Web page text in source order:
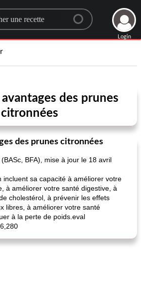
a recipe
Login
des prunes
citronnées
des prunes citronnées
BFA), mise à jour le 18 avril
incluent sa capacité à améliorer votre
à améliorer votre santé digestive, à
cholestérol, à prévenir les effets
libres, à améliorer votre santé
à la perte de poids.eval